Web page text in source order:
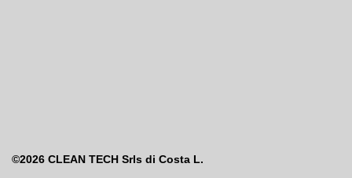
©2026 CLEAN TECH Srls di Costa L.